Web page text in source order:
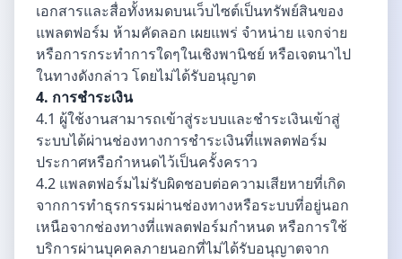
เอกสารและสื่อทั้งหมดบนเว็บไซต์เป็นทรัพย์สินของ
แพลตฟอร์ม ห้ามคัดลอก เผยแพร่ จำหน่าย แจกจ่าย
หรือการกระทำการใดๆในเชิงพานิชย์ หรือเจตนาไป
ในทางดังกล่าว โดยไม่ได้รับอนุญาต
4. การชำระเงิน
4.1 ผู้ใช้งานสามารถเข้าสู่ระบบและชำระเงินเข้าสู่
ระบบได้ผ่านช่องทางการชำระเงินที่แพลตฟอร์ม
ประกาศหรือกำหนดไว้เป็นครั้งคราว
4.2 แพลตฟอร์มไม่รับผิดชอบต่อความเสียหายที่เกิด
จากการทำธุรกรรมผ่านช่องทางหรือระบบที่อยู่นอก
เหนือจากช่องทางที่แพลตฟอร์มกำหนด หรือการใช้
บริการผ่านบุคคลภายนอกที่ไม่ได้รับอนุญาตจาก